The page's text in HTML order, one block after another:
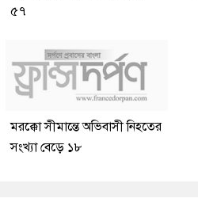
৫৭
মরক্কো সীমান্তে অভিবাসী নিহতের
সংখ্যা বেড়ে ১৮